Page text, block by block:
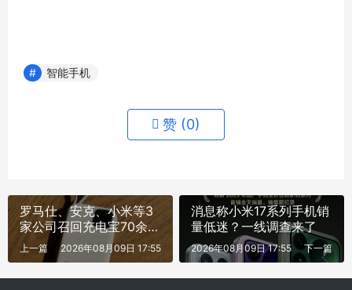
智能手机
赞 (0)
罗马仕、安克、小米等3
家公司召回充电宝70余万
件
上一篇 2026年08月09日 17:55
消息称小米17系列手机销
量低迷？一线调查来了
下一篇
2026年08月09日 17:55